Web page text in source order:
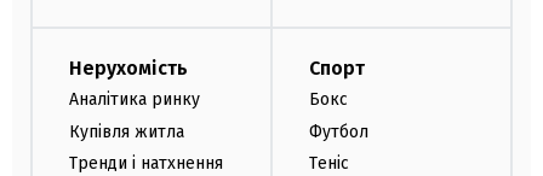
Нерухомість
Аналітика ринку
Купівля житла
Тренди і натхнення
Спорт
Бокс
Футбол
Теніс